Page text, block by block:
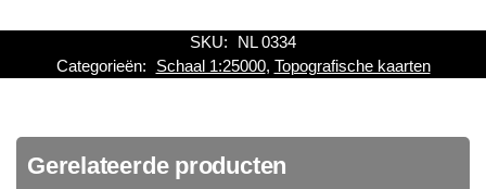
SKU:
NL 0334
Categorieën:
Schaal 1:25000, Topografische kaarten
Gerelateerde producten